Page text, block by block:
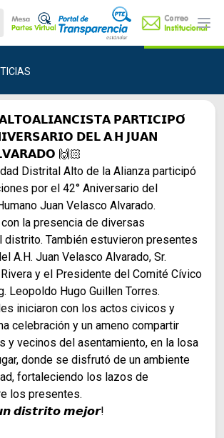
𝗣𝗔𝗥𝗧𝗜𝗖𝗜𝗣𝗢́
𝗗𝗘𝗟 𝗔.𝗛 𝗝𝗨𝗔𝗡
🙌🏻
Distrital Alto de la Alianza participó
por el 42° Aniversario del
Juan Velasco Alvarado.
la presencia de diversas
distrito. También estuvieron presentes
A.H. Juan Velasco Alvarado, Sr.
y el Presidente del Comité Cívico
Leopoldo Hugo Guillen Torres.
iniciaron con los actos civicos y
celebración y un ameno compartir
y vecinos del asentamiento, en la losa
donde se disfrutó de un ambiente
fortaleciendo los lazos de
los presentes.
𝙙𝙞𝙨𝙩𝙧𝙞𝙩𝙤 𝙢𝙚𝙟𝙤𝙧!